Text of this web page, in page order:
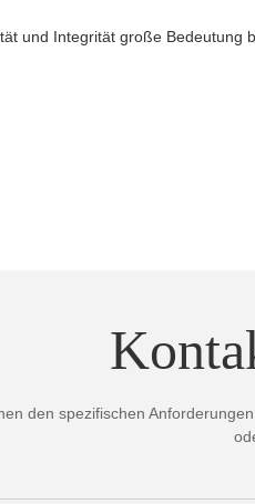
und Integrität große
den spezifischen